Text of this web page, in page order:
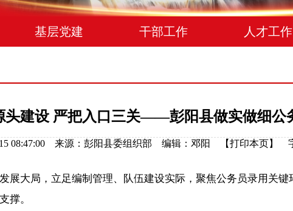
基层党建 干部工作 人才工作
头建设 严把入口三关——彭阳县做实做细公
15 08:47:00 来源：彭阳县委组织部 编辑：邓阳 【打印本页】
大局，立足编制管理、队伍建设实际，聚焦公务员录用关键
撑。